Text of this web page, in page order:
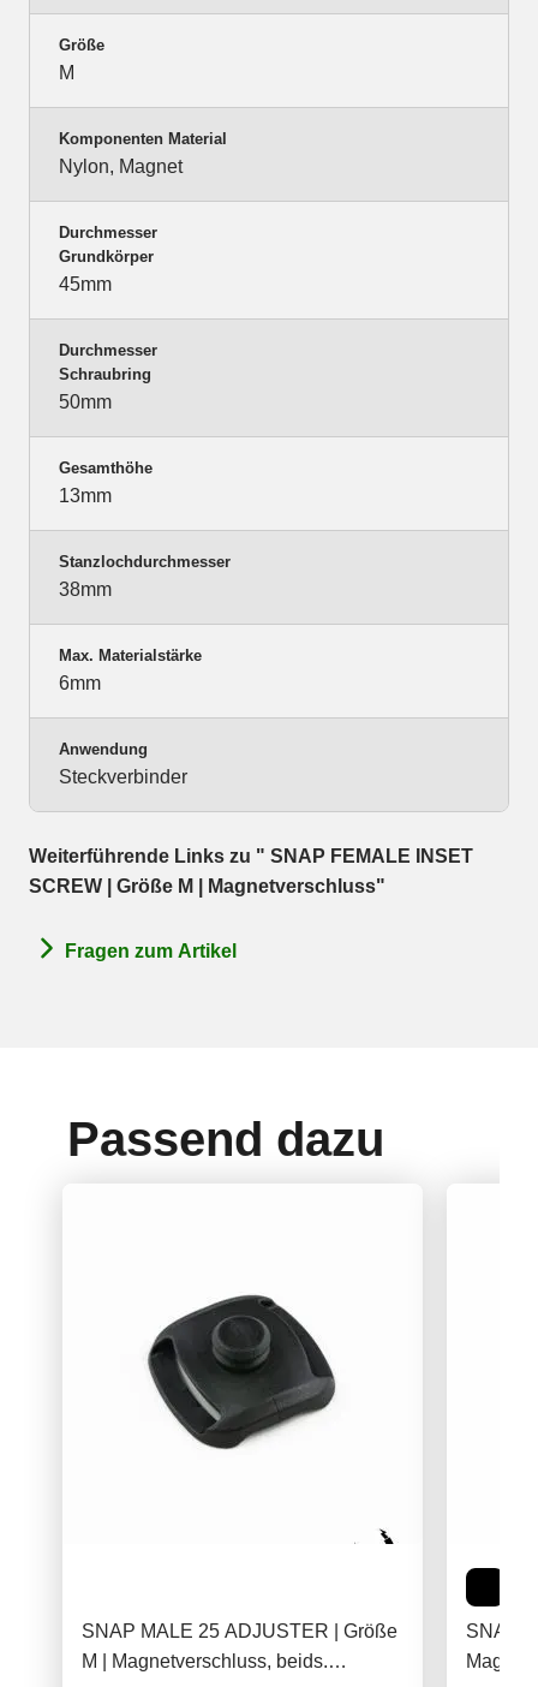
Größe
M
Komponenten Material
Nylon, Magnet
Durchmesser
Grundkörper
45mm
Durchmesser
Schraubring
50mm
Gesamthöhe
13mm
Stanzlochdurchmesser
38mm
Max. Materialstärke
6mm
Anwendung
Steckverbinder
Weiterführende Links zu " SNAP FEMALE INSET
SCREW | Größe M | Magnetverschluss"
Fragen zum Artikel
Passend dazu
SNAP MALE 25 ADJUSTER | Größe
M | Magnetverschluss, beids.
SNAP